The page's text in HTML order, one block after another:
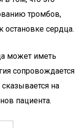
тромбов,
сердца.
может иметь
сопровождается
на
пациента.